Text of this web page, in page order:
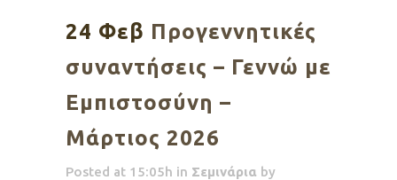
24 Φεβ Προγεννητικές
συναντήσεις – Γεννώ με
Εμπιστοσύνη –
Μάρτιος 2026
Posted at 15:05h in Σεμινάρια by